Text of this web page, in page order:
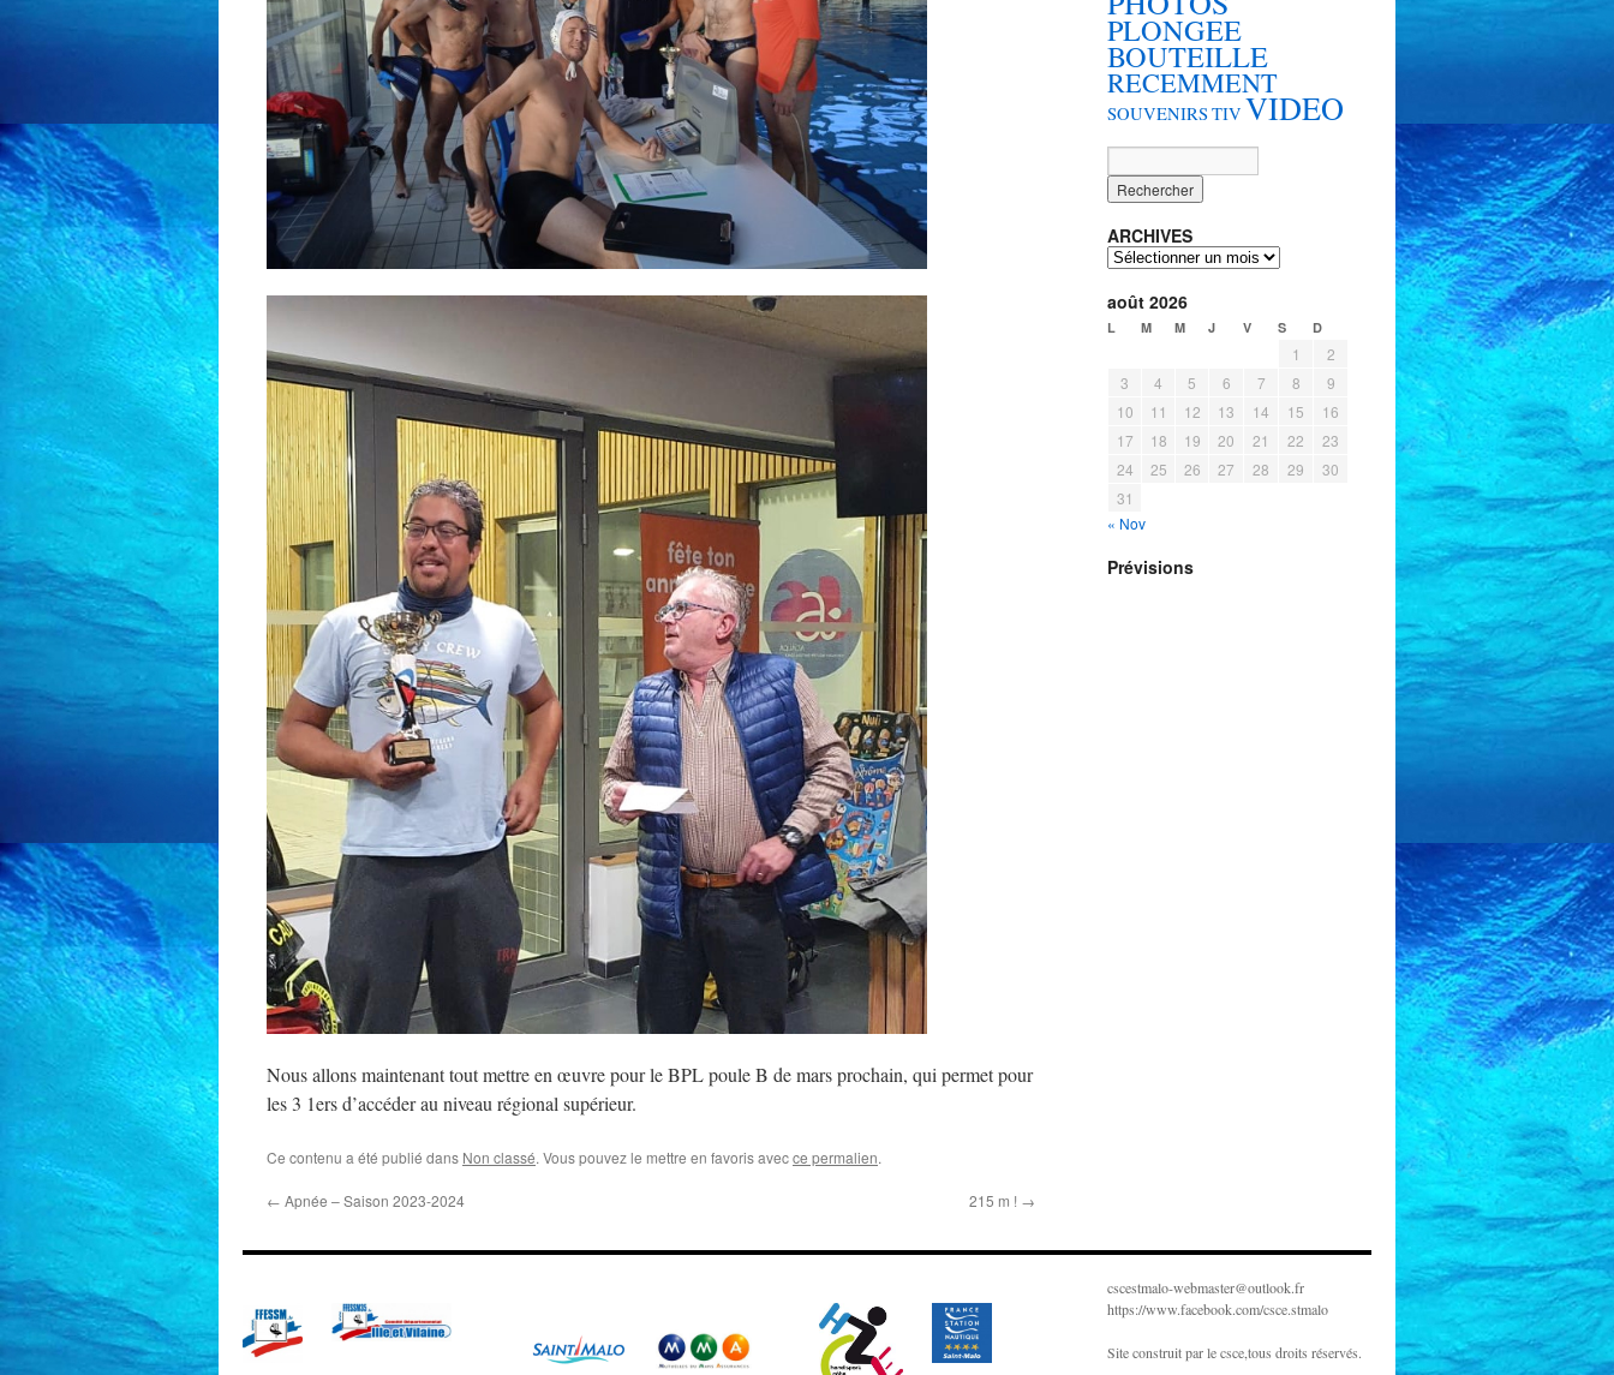
Nous allons maintenant tout mettre en œuvre pour le BPL poule B de mars prochain, qui permet pour
les 3 1ers d’accéder au niveau régional supérieur.
Ce contenu a été publié dans Non classé. Vous pouvez le mettre en favoris avecce permalien.
← Apnée – Saison 2023-2024 215 m ! →
PLONGEE
BOUTEILLE
RECEMMENT
SOUVENIRSTIV VIDEO
ARCHIVES
ARCHIVES
août 2026
L M M J V S D
1
2
3
4 5 6 7 8
9
10
11 12 13 14 15
16
17
18 19 20 21 22
23
24
25 26 27 28 29
30
31
« Nov
Prévisions
cscestmalo-webmaster@outlook.fr
https://www.facebook.com/csce.stmalo
Site construit par le csce,tous droits réservés.